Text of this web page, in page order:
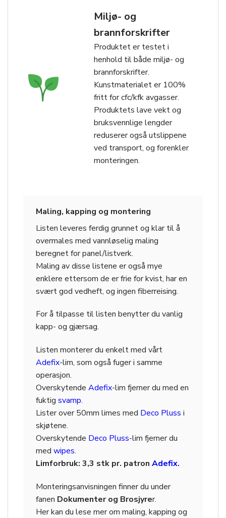
Miljø- og
brannforskrifter
Produktet er testet i
henhold til både miljø- og
brannforskrifter.
Kunstmaterialet er 100%
fritt for cfc/kfk avgasser.
Produktets lave vekt og
bruksvennlige lengder
reduserer også utslippene
ved transport, og forenkler
monteringen.
Maling, kapping og montering
Listen leveres ferdig grunnet og klar til å
overmales med vannløselig maling
beregnet for panel/listverk.
Maling av disse listene er også mye
enklere ettersom de er frie for kvist, har en
svært god vedheft, og ingen fiberreising.
For å tilpasse til listen benytter du vanlig
kapp- og gjærsag.
Listen monterer du enkelt med vårt
Adefix-lim, som også fuger i samme
operasjon.
Overskytende Adefix-lim fjerner du med en
fuktig svamp.
Lister over 50mm limes med Deco Pluss i
skjøtene.
Overskytende Deco Pluss-lim fjerner du
med wipes.
Limforbruk: 3,3 stk pr. patron Adefix.
Monteringsanvisningen finner du under
fanen Dokumenter og Brosjyrer.
Her kan du lese mer om maling, kapping og